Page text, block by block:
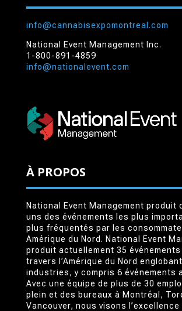
info@cannabisexpomontreal.com
National Event Management Inc.
1-800-891-4859
info@nationalevent.com
À PROPOS
National Event Management produit
uns des événements les plus
plus fréquentés par les
Amérique du Nord. National Event
produit actuellement 35 événements
travers l’Amérique du Nord
industries, y compris 6 événements
Avec une équipe de plus de 30
plein et des bureaux à Montréal,
Vancouver, nous visons l’excellence